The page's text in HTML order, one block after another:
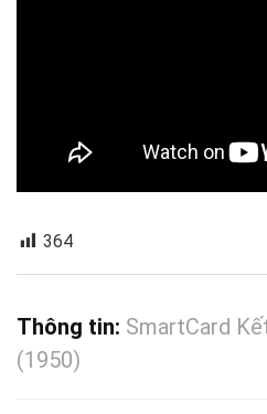
364
Thông tin: SmartCard
(1950)